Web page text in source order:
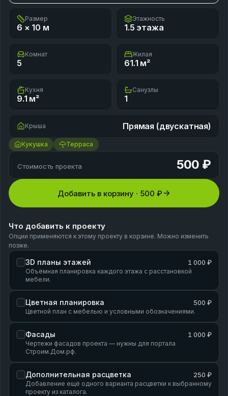
Размер
6 × 10 м
Этажность
1.5 этажа
Комнат
5
Жилая
61.1 м²
Кухня
9.1 м²
Санузлы
1
Крыша Прямая (двускатная)
Кукушка Терраса
Стоимость проекта 500 ₽
Добавить в корзину · 500 ₽
Что добавить к проекту
Опции применяются к этому проекту в корзине. Можно изменить
позже.
3D планы этажей 1 000 ₽
Объёмная планировка каждого этажа с расстановкой
мебели.
Цветная планировка 500 ₽
Цветной план с мебелью и условными обозначениями.
Фасады 1 000 ₽
Чертежи фасадов проекта — нужны для портала
Строим.Дом.рф.
Дополнительная расцветка 250 ₽
Добавление ещё одного варианта расцветки к выбранному
проекту из каталога.